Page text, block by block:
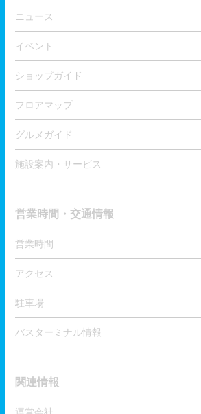
ニュース
イベント
ショップガイド
フロアマップ
グルメガイド
施設案内・サービス
営業時間・交通情報
営業時間
アクセス
駐車場
バスターミナル情報
関連情報